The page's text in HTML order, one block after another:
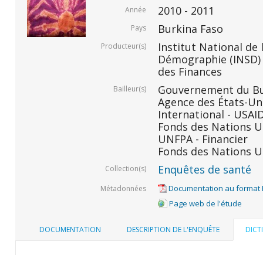
Année 2010 - 2011
Pays Burkina Faso
Producteur(s)
Institut National de
Démographie
des Finances
Bailleur(s)
Gouvernement du
Agence des États-
International -
Fonds des Nations
UNFPA - Financier
Fonds des Nations
Collection(s) Enquêtes de santé
Métadonnées
Documentation au format
Page web de l'étude
DOCUMENTATION DESCRIPTION DE L'ENQUÊTE